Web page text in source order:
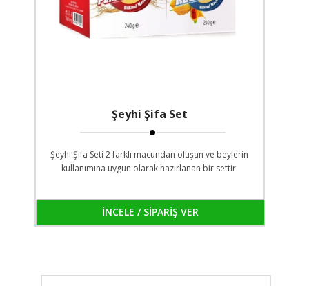
Şeyhi Şifa Set
Şeyhi Şifa Seti 2 farklı macundan oluşan ve beylerin
kullanımına uygun olarak hazırlanan bir settir.
İNCELE / SİPARİŞ VER